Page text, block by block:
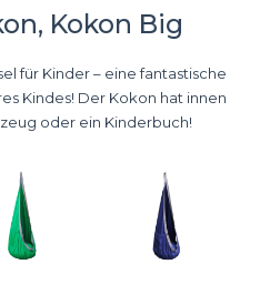
Kokon Big
für Kinder – eine fantastische
Kindes! Der Kokon hat innen
oder ein Kinderbuch!